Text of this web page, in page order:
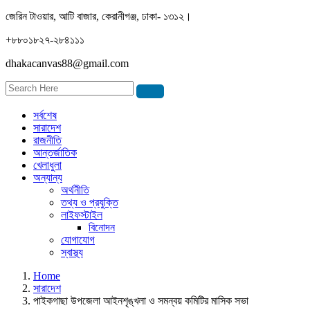
জেরিন টাওয়ার, আটি বাজার, কেরানীগঞ্জ, ঢাকা- ১৩১২।
+৮৮০১৮২৭-২৮৪১১১
dhakacanvas88@gmail.com
সর্বশেষ
সারাদেশ
রাজনীতি
আন্তর্জাতিক
খেলাধুলা
অন্যান্য
অর্থনীতি
তথ্য ও প্রযুক্তি
লাইফস্টাইল
বিনোদন
যোগাযোগ
স্বাস্থ্য
Home
সারাদেশ
পাইকগাছা উপজেলা আইনশৃঙ্খলা ও সমন্বয় কমিটির মাসিক সভা